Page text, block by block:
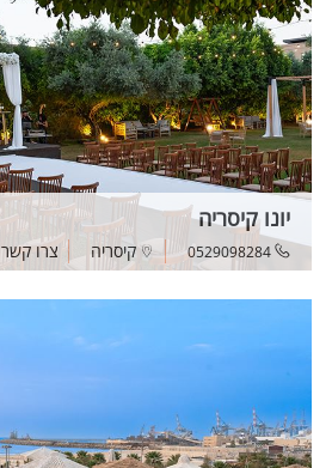
יונו קיסריה
0529098284 קיסריה צרו קשר